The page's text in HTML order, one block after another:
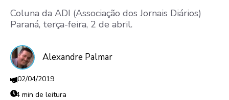
Coluna da ADI (Associação dos Jornais Diários)
Paraná, terça-feira, 2 de abril.
Alexandre Palmar
02/04/2019
4 min de leitura